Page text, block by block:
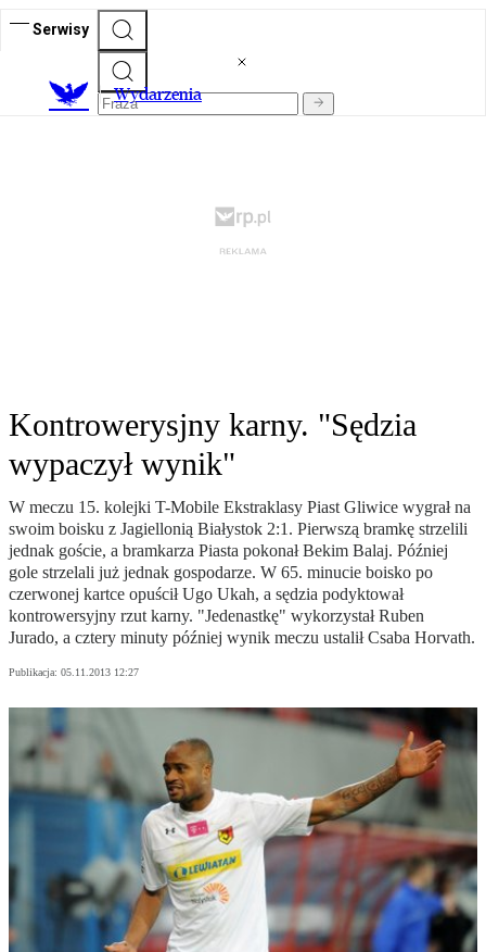
Serwisy
Wydarzenia
Kontrowerysjny karny. "Sędzia
wypaczył wynik"
W meczu 15. kolejki T-Mobile Ekstraklasy Piast Gliwice wygrał na
swoim boisku z Jagiellonią Białystok 2:1. Pierwszą bramkę strzelili
jednak goście, a bramkarza Piasta pokonał Bekim Balaj. Później
gole strzelali już jednak gospodarze. W 65. minucie boisko po
czerwonej kartce opuścił Ugo Ukah, a sędzia podyktował
kontrowersyjny rzut karny. "Jedenastkę" wykorzystał Ruben
Jurado, a cztery minuty później wynik meczu ustalił Csaba Horvath.
Publikacja: 05.11.2013 12:27